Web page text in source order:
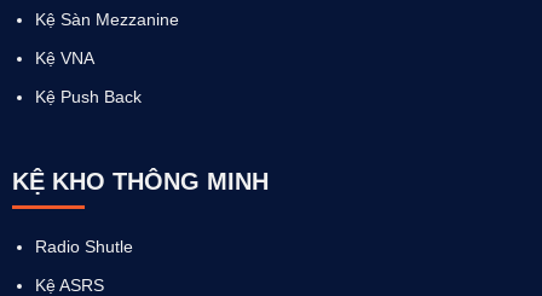
Kệ Sàn Mezzanine
Kệ VNA
Kệ Push Back
KỆ KHO THÔNG MINH
Radio Shutle
Kệ ASRS